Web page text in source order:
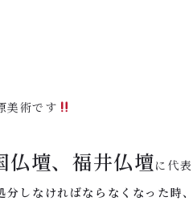
美術です
仏壇、福井仏壇に代
分しなければならなくなった時